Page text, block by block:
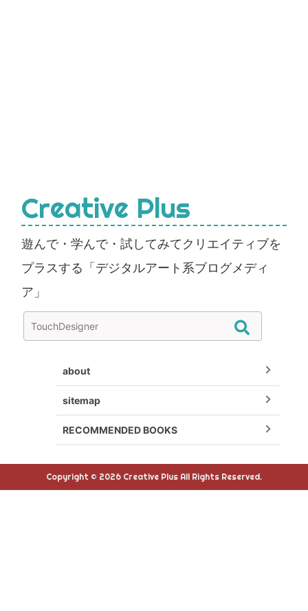
Creative Plus
遊んで・学んで・試してみてクリエイティブを
プラスする「デジタルアート系ブログメディ
ア」
about
sitemap
RECOMMENDED BOOKS
Copyright © 2026 Creative Plus All Rights Reserved.